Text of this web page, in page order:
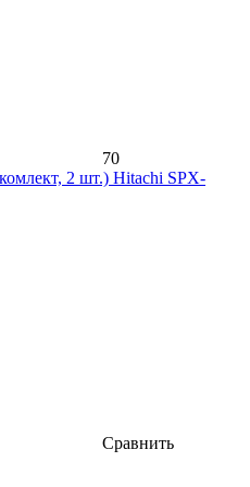
70
2 шт.) Hitachi SPX-
Сравнить